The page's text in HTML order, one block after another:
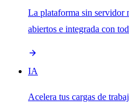
La plataforma sin servidor
abiertos e integrada con
IA
Acelera tus cargas de